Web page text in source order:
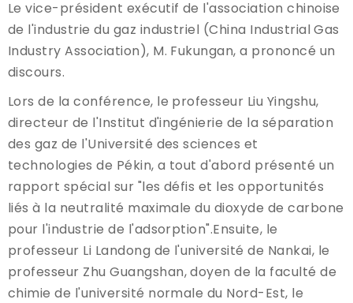
Le vice-président exécutif de l'association chinoise
de l'industrie du gaz industriel (China Industrial Gas
Industry Association), M. Fukungan, a prononcé un
discours.
Lors de la conférence, le professeur Liu Yingshu,
directeur de l'Institut d'ingénierie de la séparation
des gaz de l'Université des sciences et
technologies de Pékin, a tout d'abord présenté un
rapport spécial sur "les défis et les opportunités
liés à la neutralité maximale du dioxyde de carbone
pour l'industrie de l'adsorption".Ensuite, le
professeur Li Landong de l'université de Nankai, le
professeur Zhu Guangshan, doyen de la faculté de
chimie de l'université normale du Nord-Est, le